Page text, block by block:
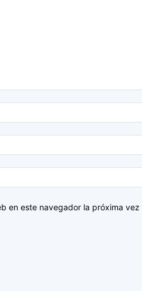
en este navegador la próxima